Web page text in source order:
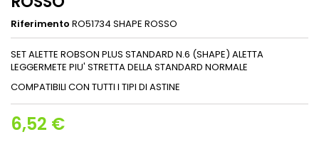
Riferimento RO51734 SHAPE ROSSO
SET ALETTE ROBSON PLUS STANDARD N.6 (SHAPE) ALETTA
LEGGERMETE PIU' STRETTA DELLA STANDARD NORMALE
COMPATIBILI CON TUTTI I TIPI DI ASTINE
6,52 €